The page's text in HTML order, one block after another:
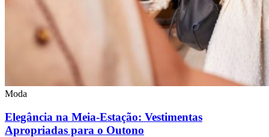
Moda
Elegância na Meia-Estação: Vestimentas
Apropriadas para o Outono